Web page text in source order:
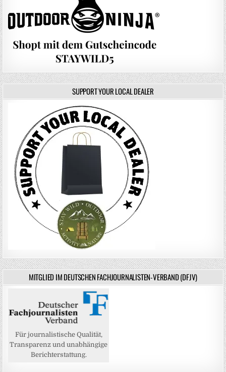
SUPPORT YOUR LOCAL DEALER
MITGLIED IM DEUTSCHEN FACHJOURNALISTEN-VERBAND (DFJV)
Für journalistische Qualität,
Transparenz und unabhängige
Berichterstattung.